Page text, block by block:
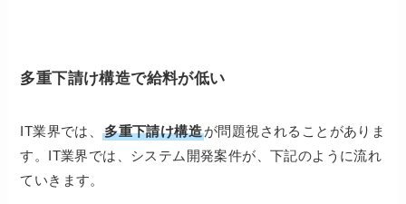
多重下請け構造で給料が低い
IT業界では、多重下請け構造が問題視されることがありま
す。IT業界では、システム開発案件が、下記のように流れ
ていきます。